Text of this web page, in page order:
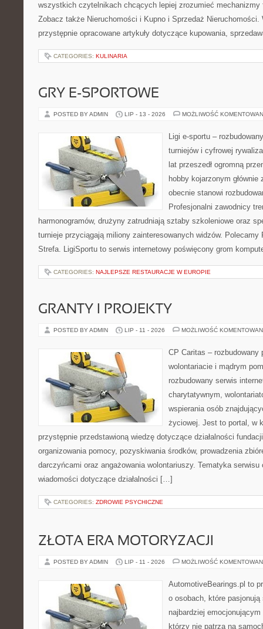
wszystkich czytelnikach chcących lepiej zrozumieć mechanizmy
Zobacz także Nieruchomości i Kupno i Sprzedaż
przystępnie opracowane artykuły dotyczące kupowania,
CATEGORIES: KULINARIA
GRY E-SPORTOWE
POSTED BY ADMIN LIP - 13 - 2026 MOŻLIWOŚĆ
Ligi e-sportu –
turniejów i cyfrowej
lat przeszedł ogromną
hobby kojarzonym
obecnie stanowi
Profesjonalni zawodnicy
harmonogramów, drużyny zatrudniają sztaby szkoleniowe oraz
turnieje przyciągają miliony zainteresowanych widzów.
Strefa. LigiSportu to serwis internetowy poświęcony grom
CATEGORIES: NAJLEPSZE RESTAURACJE W EUROPIE
GRANTY I PROJEKTY
POSTED BY ADMIN LIP - 11 - 2026 MOŻLIWOŚĆ
CP Caritas – rozbudowany
wolontariacie i mądrym
rozbudowany serwis
charytatywnym,
wspierania osób
życiowej. Jest to portal, w
przystępnie przedstawioną wiedzę dotyczące działalności
organizowania pomocy, pozyskiwania środków, prowadzenia
darczyńcami oraz angażowania wolontariuszy. Tematyka
wiadomości dotyczące działalności […]
CATEGORIES: ZDROWIE PSYCHICZNE
ZŁOTA ERA MOTORYZACJI
POSTED BY ADMIN LIP - 11 - 2026 MOŻLIWOŚĆ
AutomotiveBearings.pl to
o osobach, które
najbardziej
którzy nie patrzą na